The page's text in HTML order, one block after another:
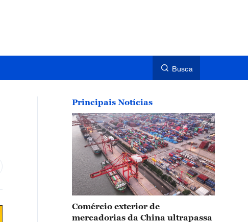
Busca
Principais Notícias
Comércio exterior de
mercadorias da China ultrapassa